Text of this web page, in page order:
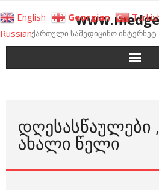
to
contentქართული სამედიცინო
ᲓᲦᲔᲡᲐᲡᲬᲐᲣᲚᲔᲑᲘ
ᲐᲮᲐᲚᲘ ᲬᲔᲚᲘ
English Georgian
Russian